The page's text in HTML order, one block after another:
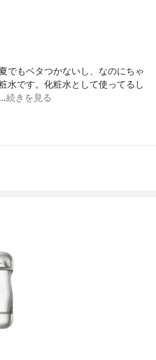
でもベタつかないし、なのにちゃ
水です。化粧水として使ってるし
続きを見る